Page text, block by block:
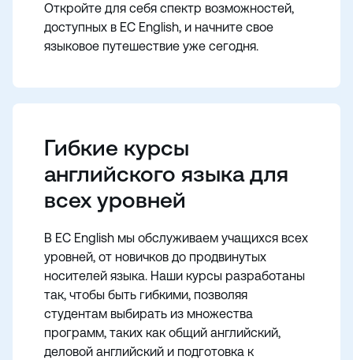
Откройте для себя спектр возможностей,
доступных в EC English, и начните свое
языковое путешествие уже сегодня.
Гибкие курсы
английского языка для
всех уровней
В EC English мы обслуживаем учащихся всех
уровней, от новичков до продвинутых
носителей языка. Наши курсы разработаны
так, чтобы быть гибкими, позволяя
студентам выбирать из множества
программ, таких как общий английский,
деловой английский и подготовка к